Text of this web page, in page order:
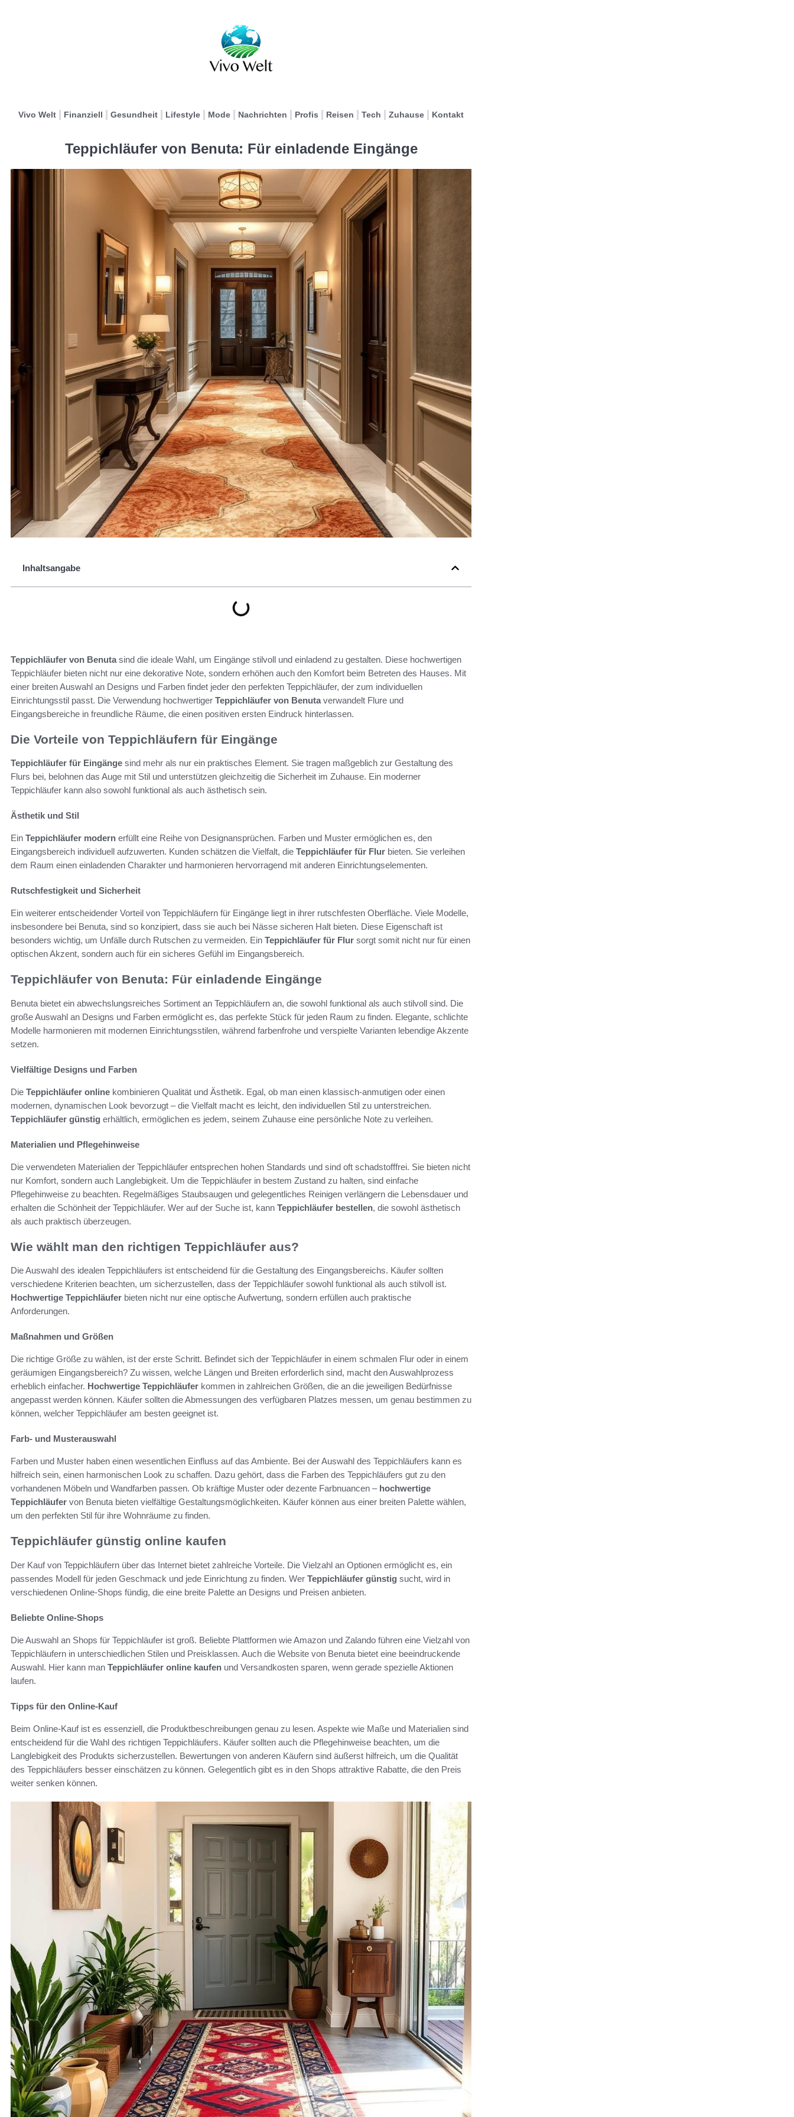
Vivo Welt Finanziell Gesundheit Lifestyle Mode Nachrichten Profis Reisen Tech Zuhause Kontakt
Teppichläufer von Benuta: Für einladende Eingänge
Inhaltsangabe
Teppichläufer von Benutasind die ideale Wahl, um Eingänge stilvoll und einladend zu gestalten. Diese hochwertigen
Teppichläufer bieten nicht nur eine dekorative Note, sondern erhöhen auch den Komfort beim Betreten des Hauses. Mit
einer breiten Auswahl an Designs und Farben findet jeder den perfekten Teppichläufer, der zum individuellen
Einrichtungsstil passt. Die Verwendung hochwertiger Teppichläufer von Benutaverwandelt Flure und
Eingangsbereiche in freundliche Räume, die einen positiven ersten Eindruck hinterlassen.
Die Vorteile von Teppichläufern für Eingänge
Teppichläufer für Eingänge sind mehr als nur ein praktisches Element. Sie tragen maßgeblich zur Gestaltung des
Flurs bei, belohnen das Auge mit Stil und unterstützen gleichzeitig die Sicherheit im Zuhause. Ein moderner
Teppichläufer kann also sowohl funktional als auch ästhetisch sein.
Ästhetik und Stil
Ein Teppichläufer modern erfüllt eine Reihe von Designansprüchen. Farben und Muster ermöglichen es, den
Eingangsbereich individuell aufzuwerten. Kunden schätzen die Vielfalt, die Teppichläufer für Flur bieten. Sie verleihen
dem Raum einen einladenden Charakter und harmonieren hervorragend mit anderen Einrichtungselementen.
Rutschfestigkeit und Sicherheit
Ein weiterer entscheidender Vorteil von Teppichläufern für Eingänge liegt in ihrer rutschfesten Oberfläche. Viele Modelle,
insbesondere bei Benuta, sind so konzipiert, dass sie auch bei Nässe sicheren Halt bieten. Diese Eigenschaft ist
besonders wichtig, um Unfälle durch Rutschen zu vermeiden. Ein Teppichläufer für Flur sorgt somit nicht nur für einen
optischen Akzent, sondern auch für ein sicheres Gefühl im Eingangsbereich.
Teppichläufer von Benuta: Für einladende Eingänge
Benuta bietet ein abwechslungsreiches Sortiment an Teppichläufern an, die sowohl funktional als auch stilvoll sind. Die
große Auswahl an Designs und Farben ermöglicht es, das perfekte Stück für jeden Raum zu finden. Elegante, schlichte
Modelle harmonieren mit modernen Einrichtungsstilen, während farbenfrohe und verspielte Varianten lebendige Akzente
setzen.
Vielfältige Designs und Farben
Die Teppichläufer online kombinieren Qualität und Ästhetik. Egal, ob man einen klassisch-anmutigen oder einen
modernen, dynamischen Look bevorzugt – die Vielfalt macht es leicht, den individuellen Stil zu unterstreichen.
Teppichläufer günstig erhältlich, ermöglichen es jedem, seinem Zuhause eine persönliche Note zu verleihen.
Materialien und Pflegehinweise
Die verwendeten Materialien der Teppichläufer entsprechen hohen Standards und sind oft schadstofffrei. Sie bieten nicht
nur Komfort, sondern auch Langlebigkeit. Um die Teppichläufer in bestem Zustand zu halten, sind einfache
Pflegehinweise zu beachten. Regelmäßiges Staubsaugen und gelegentliches Reinigen verlängern die Lebensdauer und
erhalten die Schönheit der Teppichläufer. Wer auf der Suche ist, kann Teppichläufer bestellen, die sowohl ästhetisch
als auch praktisch überzeugen.
Wie wählt man den richtigen Teppichläufer aus?
Die Auswahl des idealen Teppichläufers ist entscheidend für die Gestaltung des Eingangsbereichs. Käufer sollten
verschiedene Kriterien beachten, um sicherzustellen, dass der Teppichläufer sowohl funktional als auch stilvoll ist.
Hochwertige Teppichläufer bieten nicht nur eine optische Aufwertung, sondern erfüllen auch praktische
Anforderungen.
Maßnahmen und Größen
Die richtige Größe zu wählen, ist der erste Schritt. Befindet sich der Teppichläufer in einem schmalen Flur oder in einem
geräumigen Eingangsbereich? Zu wissen, welche Längen und Breiten erforderlich sind, macht den Auswahlprozess
erheblich einfacher. Hochwertige Teppichläufer kommen in zahlreichen Größen, die an die jeweiligen Bedürfnisse
angepasst werden können. Käufer sollten die Abmessungen des verfügbaren Platzes messen, um genau bestimmen zu
können, welcher Teppichläufer am besten geeignet ist.
Farb- und Musterauswahl
Farben und Muster haben einen wesentlichen Einfluss auf das Ambiente. Bei der Auswahl des Teppichläufers kann es
hilfreich sein, einen harmonischen Look zu schaffen. Dazu gehört, dass die Farben des Teppichläufers gut zu den
vorhandenen Möbeln und Wandfarben passen. Ob kräftige Muster oder dezente Farbnuancen – hochwertige
Teppichläufer von Benuta bieten vielfältige Gestaltungsmöglichkeiten. Käufer können aus einer breiten Palette wählen,
um den perfekten Stil für ihre Wohnräume zu finden.
Teppichläufer günstig online kaufen
Der Kauf von Teppichläufern über das Internet bietet zahlreiche Vorteile. Die Vielzahl an Optionen ermöglicht es, ein
passendes Modell für jeden Geschmack und jede Einrichtung zu finden. Wer Teppichläufer günstig sucht, wird in
verschiedenen Online-Shops fündig, die eine breite Palette an Designs und Preisen anbieten.
Beliebte Online-Shops
Die Auswahl an Shops für Teppichläufer ist groß. Beliebte Plattformen wie Amazon und Zalando führen eine Vielzahl von
Teppichläufern in unterschiedlichen Stilen und Preisklassen. Auch die Website von Benuta bietet eine beeindruckende
Auswahl. Hier kann man Teppichläufer online kaufen und Versandkosten sparen, wenn gerade spezielle Aktionen
laufen.
Tipps für den Online-Kauf
Beim Online-Kauf ist es essenziell, die Produktbeschreibungen genau zu lesen. Aspekte wie Maße und Materialien sind
entscheidend für die Wahl des richtigen Teppichläufers. Käufer sollten auch die Pflegehinweise beachten, um die
Langlebigkeit des Produkts sicherzustellen. Bewertungen von anderen Käufern sind äußerst hilfreich, um die Qualität
des Teppichläufers besser einschätzen zu können. Gelegentlich gibt es in den Shops attraktive Rabatte, die den Preis
weiter senken können.